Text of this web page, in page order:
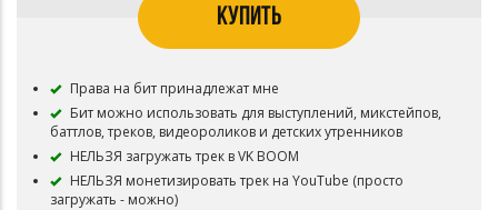
КУПИТЬ
Права на бит принадлежат мне
Бит можно использовать для выступлений, микстейпов,
баттлов, треков, видеороликов и детских утренников
НЕЛЬЗЯ загружать трек в VK BOOM
НЕЛЬЗЯ монетизировать трек на YouTube (просто
загружать - можно)